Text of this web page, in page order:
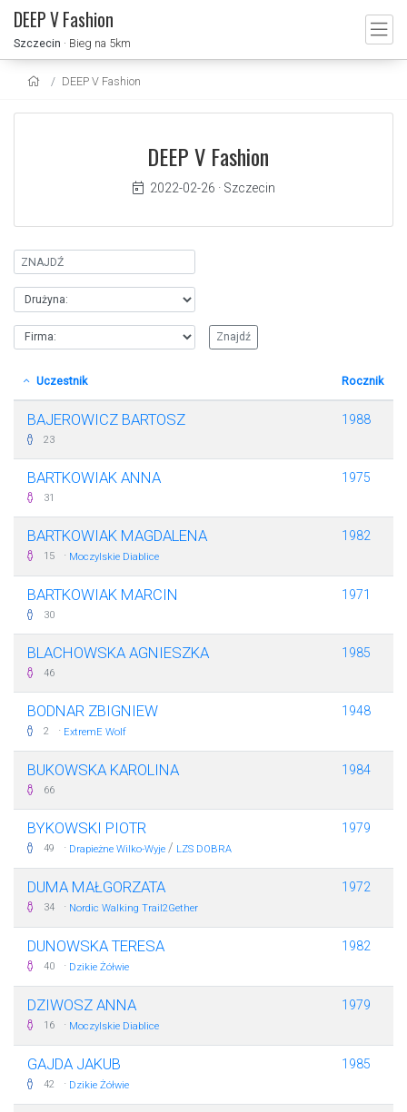
DEEP V Fashion
Szczecin · Bieg na 5km
DEEP V Fashion
DEEP V Fashion
2022-02-26 · Szczecin
Uczestnik Rocznik
BAJEROWICZ BARTOSZ
23
1988
BARTKOWIAK ANNA
31
1975
BARTKOWIAK MAGDALENA
15 · Moczylskie Diablice
1982
BARTKOWIAK MARCIN
30
1971
BLACHOWSKA AGNIESZKA
46
1985
BODNAR ZBIGNIEW
2 · ExtremE Wolf
1948
BUKOWSKA KAROLINA
66
1984
BYKOWSKI PIOTR
49 · Drapieżne Wilko-Wyje / LZS DOBRA
1979
DUMA MAŁGORZATA
34 · Nordic Walking Trail2Gether
1972
DUNOWSKA TERESA
40 · Dzikie Żółwie
1982
DZIWOSZ ANNA
16 · Moczylskie Diablice
1979
GAJDA JAKUB
42 · Dzikie Żółwie
1985